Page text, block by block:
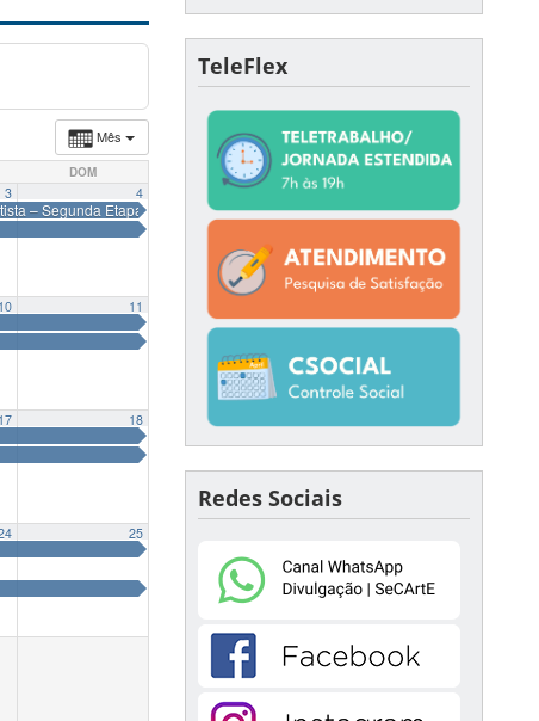
Mês
DOM
– Segunda Etapa
3 4
10 11
17 18
25
TeleFlex
Redes Sociais